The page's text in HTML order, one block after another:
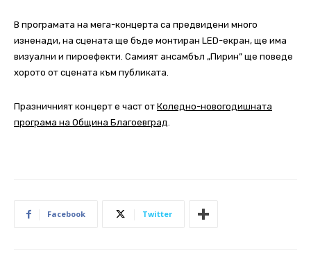
В програмата на мега-концерта са предвидени много
изненади, на сцената ще бъде монтиран LED-екран, ще има
визуални и пироефекти. Самият ансамбъл „Пирин” ще поведе
хорото от сцената към публиката.
Празничният концерт е част от Коледно-новогодишната
програма на Община Благоевград.
Facebook Twitter